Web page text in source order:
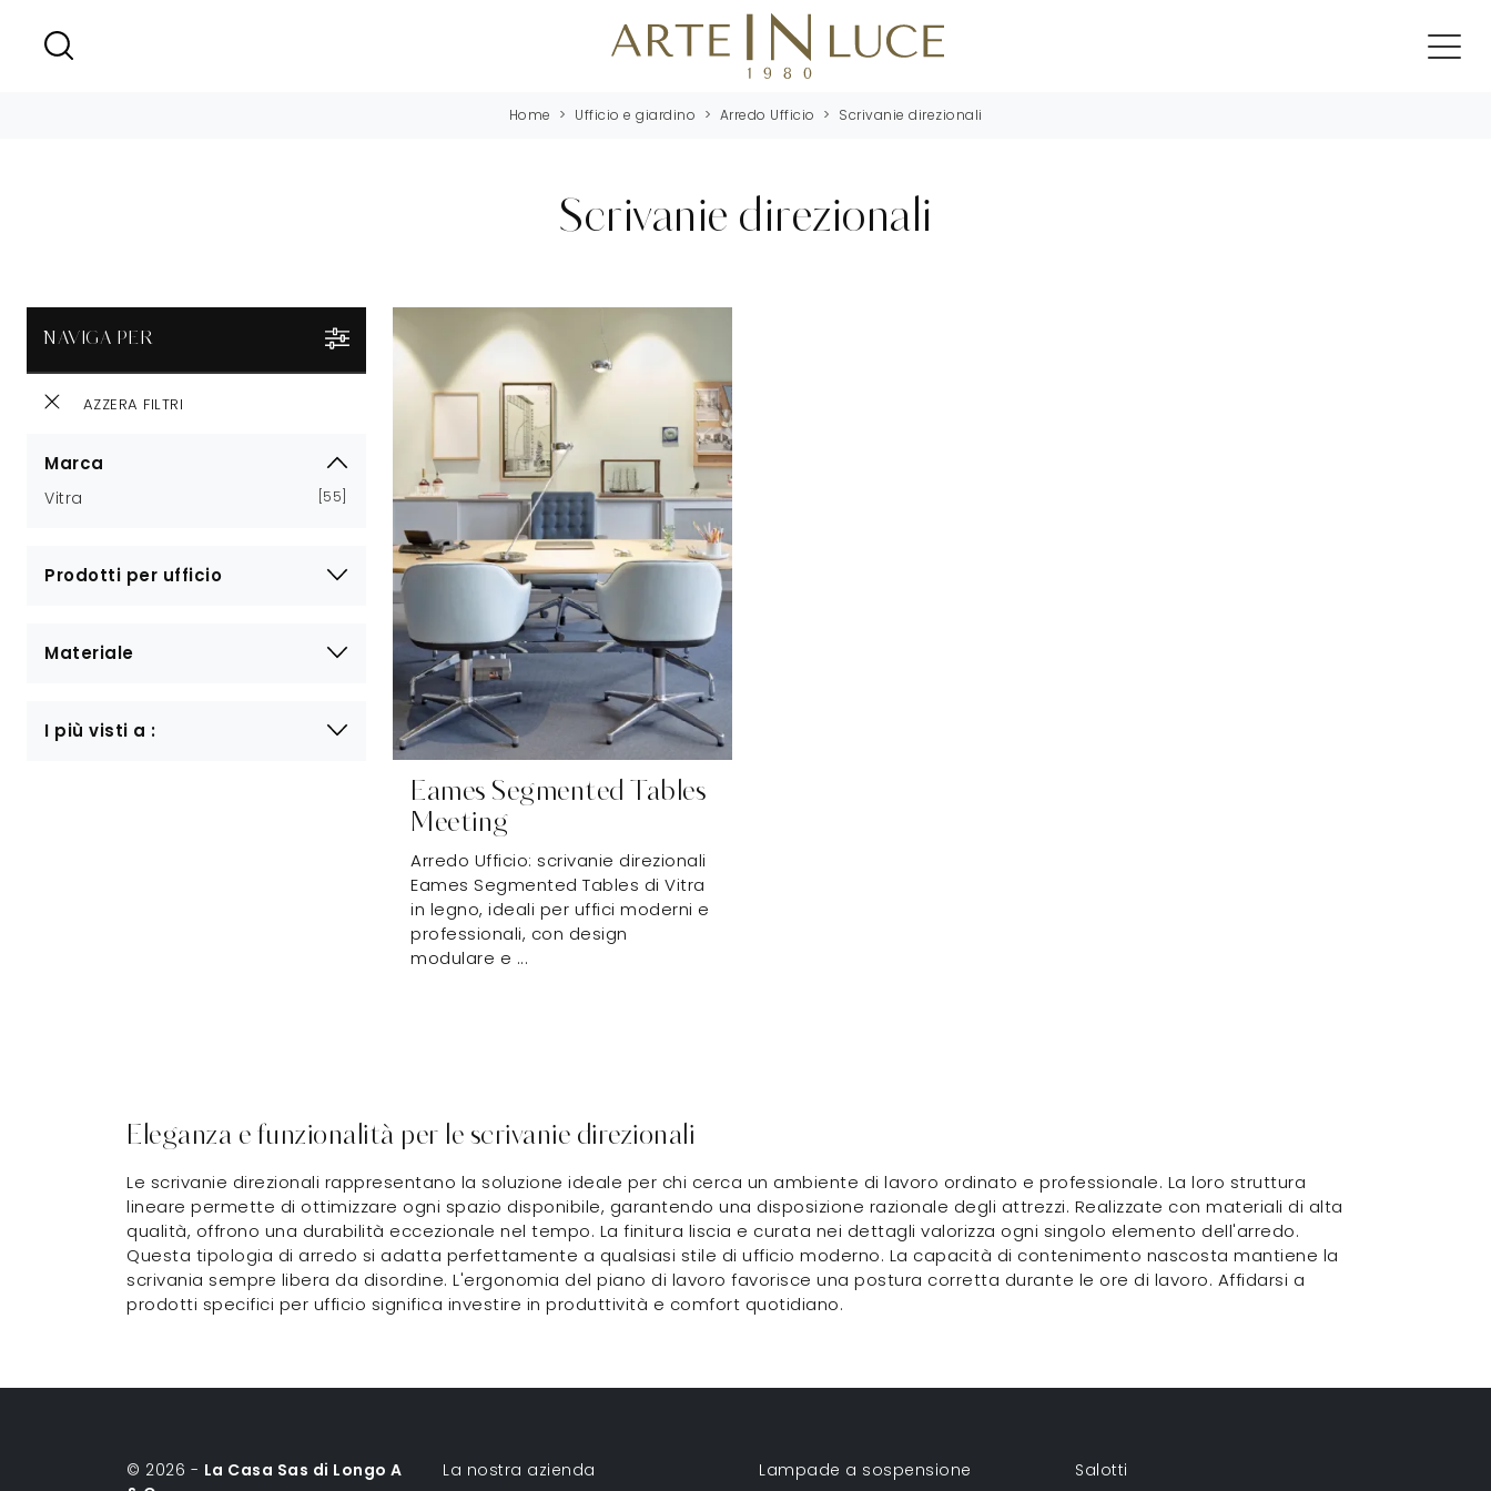
Home > Ufficio e giardino > Arredo Ufficio > Scrivanie direzionali
Scrivanie direzionali
NAVIGA PER
AZZERA FILTRI
Marca
Vitra 55
Prodotti per ufficio
Materiale
I più visti a :
Eames Segmented Tables
Meeting
Arredo Ufficio: scrivanie direzionali
Eames Segmented Tables di Vitra
in legno, ideali per uffici moderni e
professionali, con design
modulare e ...
Eleganza e funzionalità per le scrivanie direzionali
Le scrivanie direzionali rappresentano la soluzione ideale per chi cerca un ambiente di lavoro ordinato e professionale. La loro struttura
lineare permette di ottimizzare ogni spazio disponibile, garantendo una disposizione razionale degli attrezzi. Realizzate con materiali di alta
qualità, offrono una durabilità eccezionale nel tempo. La finitura liscia e curata nei dettagli valorizza ogni singolo elemento dell'arredo.
Questa tipologia di arredo si adatta perfettamente a qualsiasi stile di ufficio moderno. La capacità di contenimento nascosta mantiene la
scrivania sempre libera da disordine. L'ergonomia del piano di lavoro favorisce una postura corretta durante le ore di lavoro. Affidarsi a
prodotti specifici per ufficio significa investire in produttività e comfort quotidiano.
© 2026 - La Casa Sas di Longo A
La nostra azienda
Lampade a sospensione
Salotti